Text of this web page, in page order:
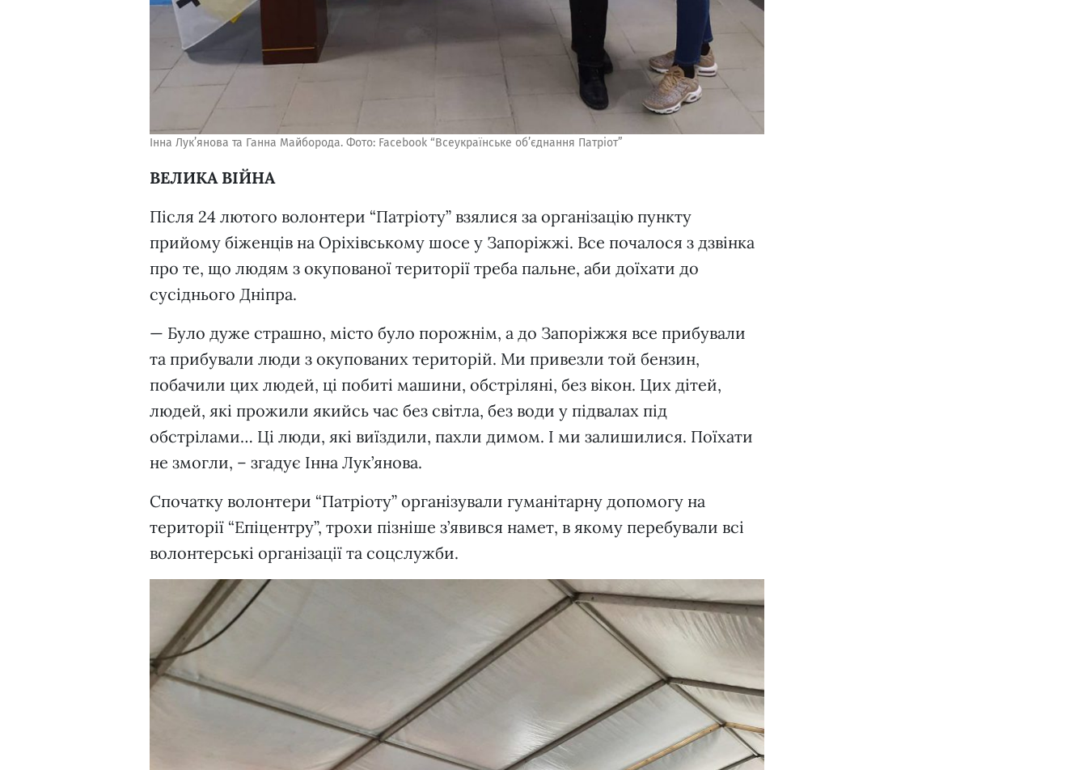
Інна Лук’янова та Ганна Майборода. Фото: Facebook “Всеукраїнське об’єднання Патріот”
ВЕЛИКА ВІЙНА
Після 24 лютого волонтери “Патріоту” взялися за організацію пункту
прийому біженців на Оріхівському шосе у Запоріжжі. Все почалося з дзвінка
про те, що людям з окупованої території треба пальне, аби доїхати до
сусіднього Дніпра.
— Було дуже страшно, місто було порожнім, а до Запоріжжя все прибували
та прибували люди з окупованих територій. Ми привезли той бензин,
побачили цих людей, ці побиті машини, обстріляні, без вікон. Цих дітей,
людей, які прожили якийсь час без світла, без води у підвалах під
обстрілами… Ці люди, які виїздили, пахли димом. І ми залишилися. Поїхати
не змогли, – згадує Інна Лук’янова.
Спочатку волонтери “Патріоту” організували гуманітарну допомогу на
території “Епіцентру”, трохи пізніше з’явився намет, в якому перебували всі
волонтерські організації та соцслужби.